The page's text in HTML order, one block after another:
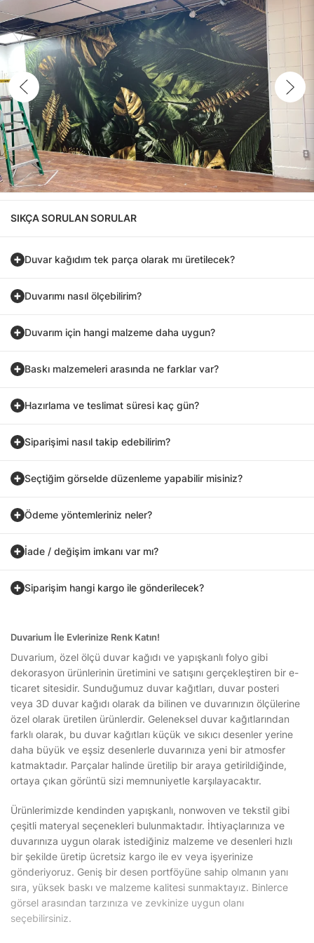
SIKÇA SORULAN SORULAR
Duvar kağıdım tek parça olarak mı üretilecek?
Duvarımı nasıl ölçebilirim?
Duvarım için hangi malzeme daha uygun?
Baskı malzemeleri arasında ne farklar var?
Hazırlama ve teslimat süresi kaç gün?
Siparişimi nasıl takip edebilirim?
Seçtiğim görselde düzenleme yapabilir misiniz?
Ödeme yöntemleriniz neler?
İade / değişim imkanı var mı?
Siparişim hangi kargo ile gönderilecek?
Duvarium İle Evlerinize Renk Katın!
Duvarium, özel ölçü duvar kağıdı ve yapışkanlı folyo gibi
dekorasyon ürünlerinin üretimini ve satışını gerçekleştiren bir e-
ticaret sitesidir. Sunduğumuz duvar kağıtları, duvar posteri
veya 3D duvar kağıdı olarak da bilinen ve duvarınızın ölçülerine
özel olarak üretilen ürünlerdir. Geleneksel duvar kağıtlarından
farklı olarak, bu duvar kağıtları küçük ve sıkıcı desenler yerine
daha büyük ve eşsiz desenlerle duvarınıza yeni bir atmosfer
katmaktadır. Parçalar halinde üretilip bir araya getirildiğinde,
ortaya çıkan görüntü sizi memnuniyetle karşılayacaktır.
Ürünlerimizde kendinden yapışkanlı, nonwoven ve tekstil gibi
çeşitli materyal seçenekleri bulunmaktadır. İhtiyaçlarınıza ve
duvarınıza uygun olarak istediğiniz malzeme ve desenleri hızlı
bir şekilde üretip ücretsiz kargo ile ev veya işyerinize
gönderiyoruz. Geniş bir desen portföyüne sahip olmanın yanı
sıra, yüksek baskı ve malzeme kalitesi sunmaktayız. Binlerce
görsel arasından tarzınıza ve zevkinize uygun olanı
seçebilirsiniz.